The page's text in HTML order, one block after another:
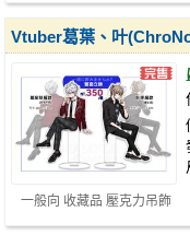
一般向 收藏品 壓克力吊飾